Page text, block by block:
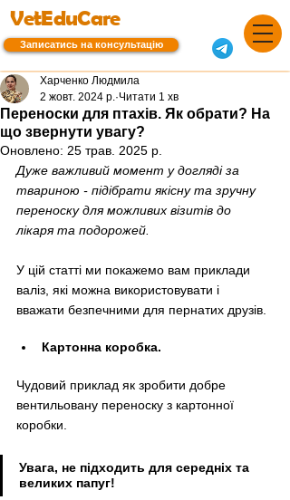
VetEduCare
Записатись на консультацію
Переноски для птахів. Як обрати? На
що звернути увагу?
Харченко Людмила
2 жовт. 2024 р. Читати 1 хв
Оновлено: 25 трав. 2025 р.
Дуже важливий момент у догляді за
твариною - підібрати якісну та зручну
переноску для можливих візитів до
лікаря та подорожей.
У цій статті ми покажемо вам приклади
валіз, які можна використовувати і
вважати безпечними для пернатих друзів.
Картонна коробка.
Чудовий приклад як зробити добре
вентильовану переноску з картонної
коробки.
Увага, не підходить для середніх та
великих папуг!